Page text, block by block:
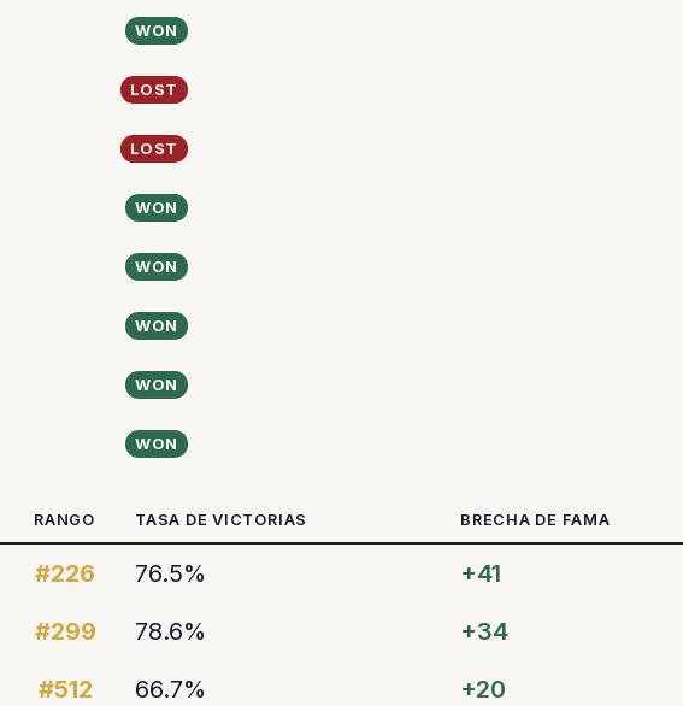
WON
LOST
LOST
WON
WON
WON
WON
WON
RANGO TASA DE VICTORIAS BRECHA DE FAMA
#226 76.5%
+41
#299 78.6%
+34
#512 66.7%
+20